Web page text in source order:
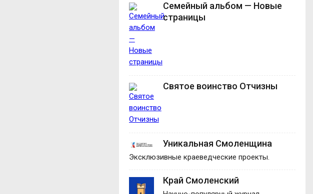
Семейный альбом — Новые
страницы
Святое воинство Отчизны
Уникальная Смоленщина
Эксклюзивные краеведческие проекты.
Край Смоленский